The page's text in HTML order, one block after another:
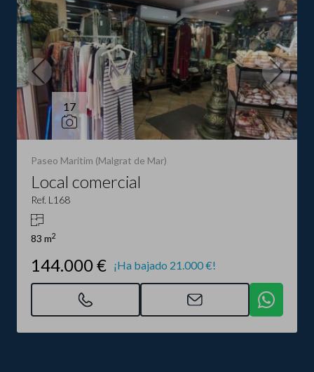
17
Paseo Maritim (Malgrat de Mar)
Local comercial
Ref. L168
83 m2
144.000 € ¡Ha bajado 21.000 €!